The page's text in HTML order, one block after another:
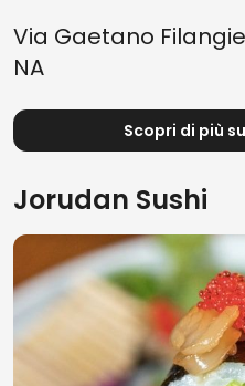
Via Gaetano
NA
Scopri di più
Jorudan Sushi